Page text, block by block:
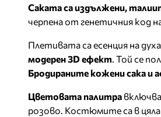
Саката са издължени,
черпена от генетичния код
Плетивата са есенция на
модерен 3D ефект. Той се
Бродираните кожени сака и
Цветовата палитра
розово. Костюмите са в